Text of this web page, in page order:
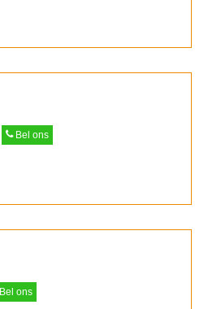
Bel ons
ons